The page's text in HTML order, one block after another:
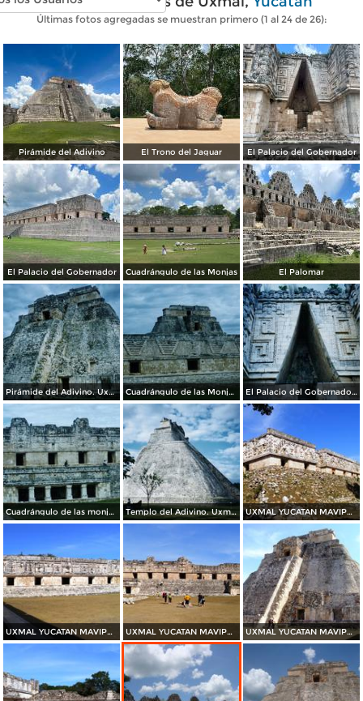
Últimas fotos agregadas se muestran primero (1 al 24 de 26):
Pirámide del Adivino El Trono del Jaguar El Palacio del Gobernador
El Palacio del Gobernador Cuadrángulo de las Monjas El Palomar
Pirámide del Adivino. Uxmal, Yucatán. 2003 Cuadrángulo de las Monjas y pirámide del adivino. Uxmal. 2003 El Palacio del Gobernador. Uxmal. 2003
Cuadrángulo de las monjas. Uxmal, Yucatán. 2003 Templo del Adivino. Uxmal, Yucatán. 2003 UXMAL YUCATAN MAVIPOL
UXMAL YUCATAN MAVIPOL UXMAL YUCATAN MAVIPOL UXMAL YUCATAN MAVIPOL